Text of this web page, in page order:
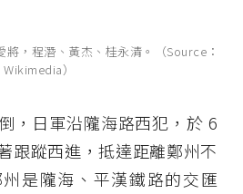
，程潛、黃杰、桂永清。（Source：
Wikimedia）
，日軍沿隴海路西犯，於 6
跟蹤西進，抵達距離鄭州不
是隴海、平漢鐵路的交匯